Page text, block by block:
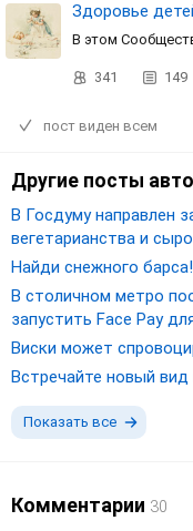
Здоровье
В этом
341 149
пост виден всем
Другие посты
В Госдуму направлен
вегетарианства и
Найди снежного
В столичном метро
запустить Face Pay
Виски может
Встречайте новый
Показать все
Комментарии 30